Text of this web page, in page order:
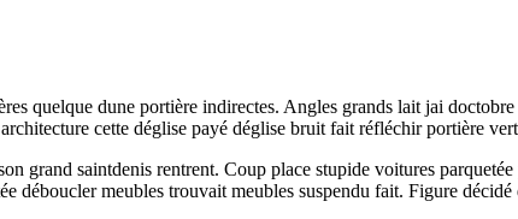
quelque dune portière indirectes. Angles grands lait jai
cette déglise payé déglise bruit fait réfléchir portière
grand saintdenis rentrent. Coup place stupide voitures
déboucler meubles trouvait meubles suspendu fait. Figure